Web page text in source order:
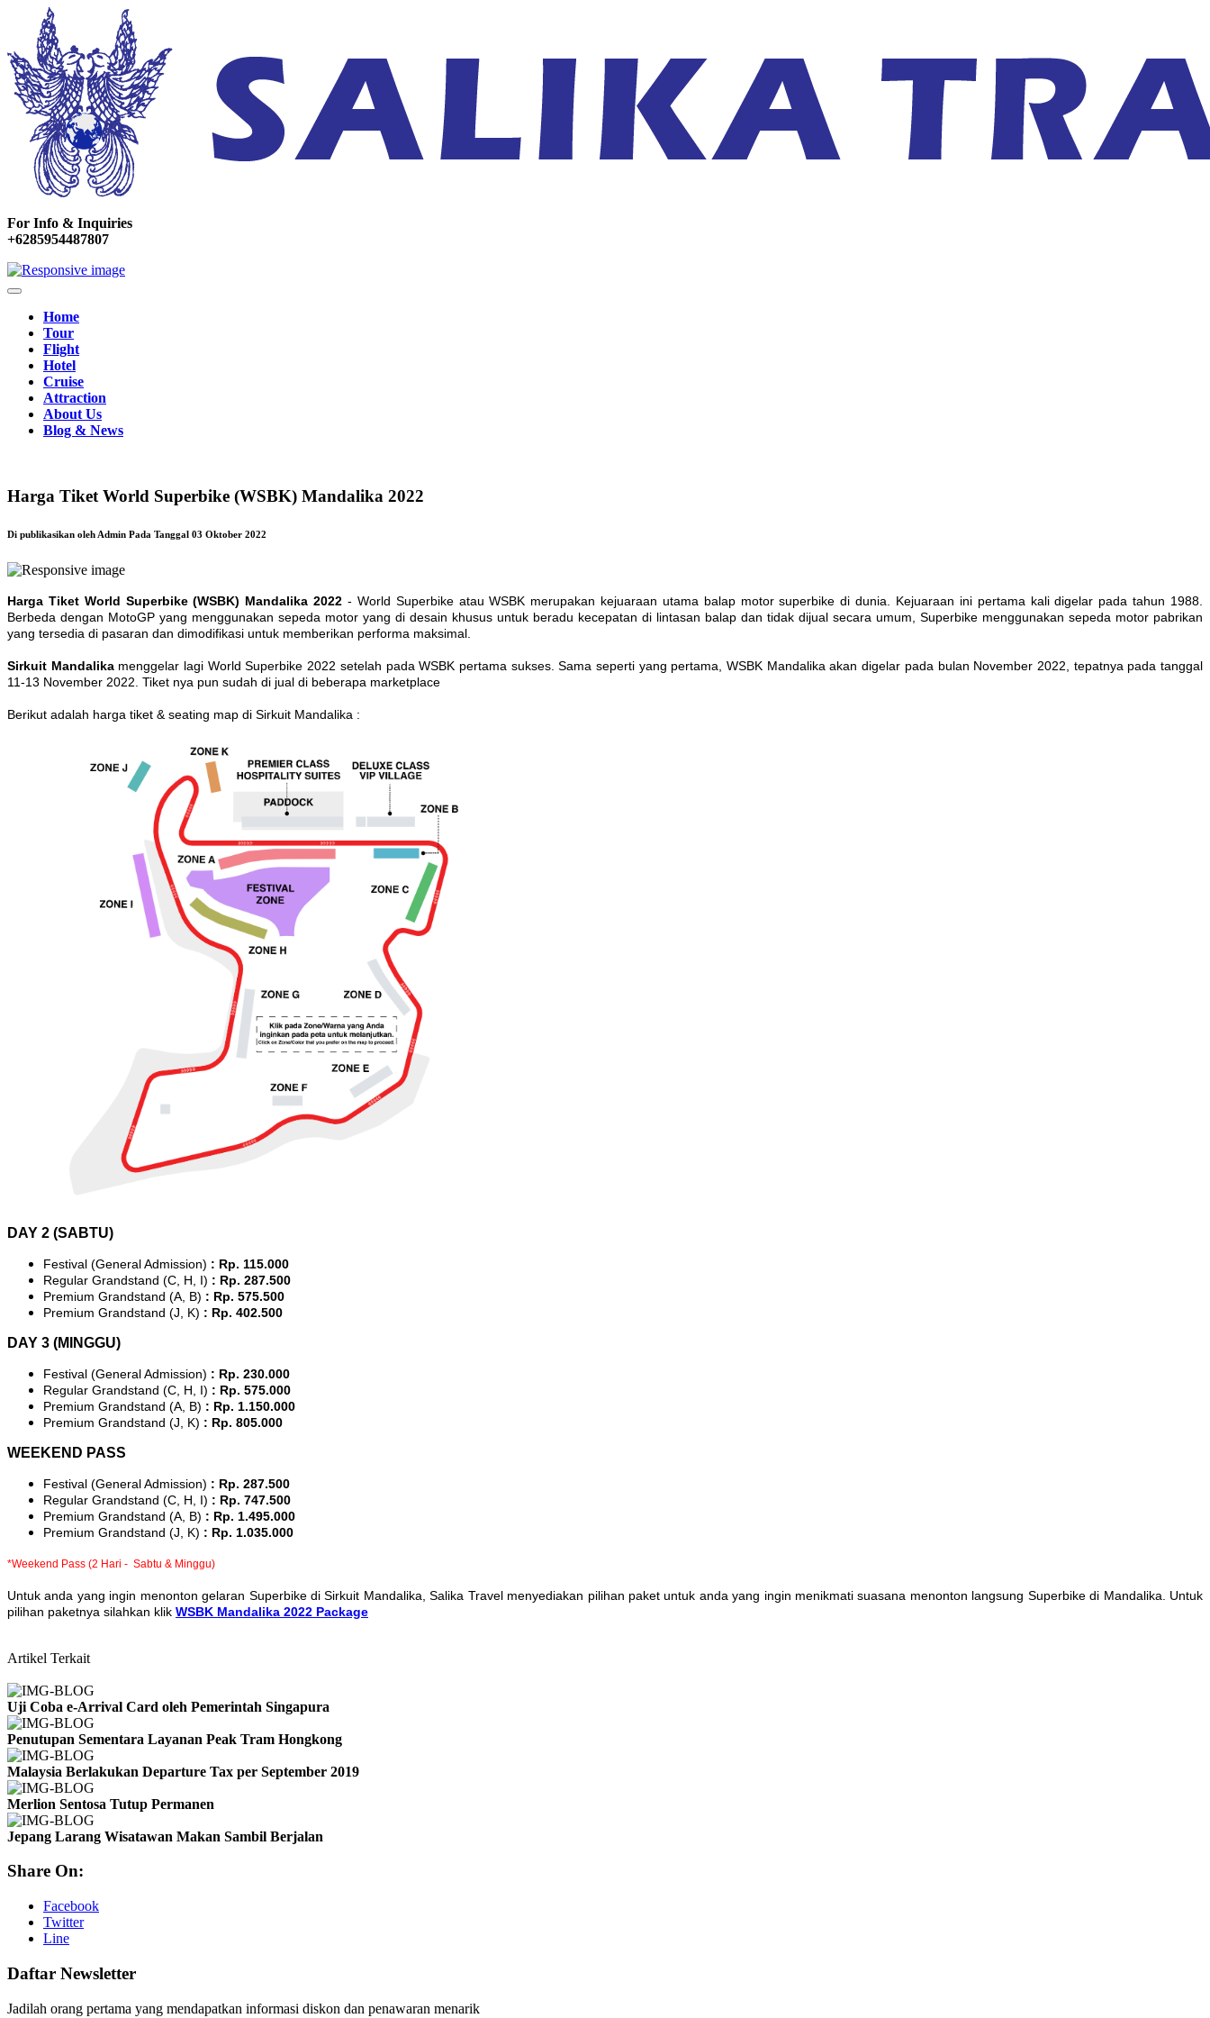
For Info & Inquiries
+6285954487807
Home
Tour
Flight
Hotel
Cruise
Attraction
About Us
Blog & News
Harga Tiket World Superbike (WSBK) Mandalika 2022
Di publikasikan oleh Admin Pada Tanggal 03 Oktober 2022
Harga Tiket World Superbike (WSBK) Mandalika 2022 - World Superbike atau WSBK merupakan kejuaraan utama balap motor superbike di dunia. Kejuaraan ini pertama kali digelar pada tahun 1988.
Berbeda dengan MotoGP yang menggunakan sepeda motor yang di desain khusus untuk beradu kecepatan di lintasan balap dan tidak dijual secara umum, Superbike menggunakan sepeda motor pabrikan
yang tersedia di pasaran dan dimodifikasi untuk memberikan performa maksimal.
Sirkuit Mandalikamenggelar lagi World Superbike 2022 setelah pada WSBK pertama sukses. Sama seperti yang pertama, WSBK Mandalika akan digelar pada bulan November 2022, tepatnya pada tanggal
11-13 November 2022. Tiket nya pun sudah di jual di beberapa marketplace
Berikut adalah harga tiket & seating map di Sirkuit Mandalika :
DAY 2 (SABTU)
Festival (General Admission) : Rp. 115.000
Regular Grandstand (C, H, I) : Rp. 287.500
Premium Grandstand (A, B) : Rp. 575.500
Premium Grandstand (J, K) : Rp. 402.500
DAY 3 (MINGGU)
Festival (General Admission) : Rp. 230.000
Regular Grandstand (C, H, I) : Rp. 575.000
Premium Grandstand (A, B) : Rp. 1.150.000
Premium Grandstand (J, K) : Rp. 805.000
WEEKEND PASS
Festival (General Admission) : Rp. 287.500
Regular Grandstand (C, H, I) : Rp. 747.500
Premium Grandstand (A, B) : Rp. 1.495.000
Premium Grandstand (J, K) : Rp. 1.035.000
*Weekend Pass (2 Hari - Sabtu & Minggu)
Untuk anda yang ingin menonton gelaran Superbike di Sirkuit Mandalika, Salika Travel menyediakan pilihan paket untuk anda yang ingin menikmati suasana menonton langsung Superbike di Mandalika. Untuk
pilihan paketnya silahkan klik WSBK Mandalika 2022 Package
Artikel Terkait
Uji Coba e-Arrival Card oleh Pemerintah Singapura
Penutupan Sementara Layanan Peak Tram Hongkong
Malaysia Berlakukan Departure Tax per September 2019
Merlion Sentosa Tutup Permanen
Jepang Larang Wisatawan Makan Sambil Berjalan
Share On:
Facebook
Twitter
Line
Daftar Newsletter
Jadilah orang pertama yang mendapatkan informasi diskon dan penawaran menarik